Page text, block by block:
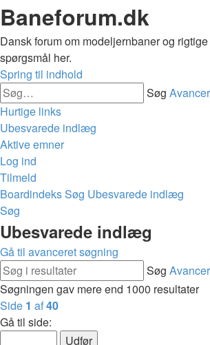
Baneforum.dk
Dansk forum om modeljernbaner og
spørgsmål her.
Spring til indhold
Søg
Hurtige links
Ubesvarede indlæg
Aktive emner
Log ind
Tilmeld
BoardindeksSøg Ubesvarede indlæg
Søg
Ubesvarede indlæg
Gå til avanceret søgning
Søg
Søgningen gav mere end 1000 resultater
Side 1 af40
Gå til side: